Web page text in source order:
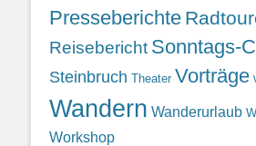
Presseberichte
Reisebericht Sonntags-
Steinbruch Theater Vorträge
Wandern Wanderurlaub
Workshop